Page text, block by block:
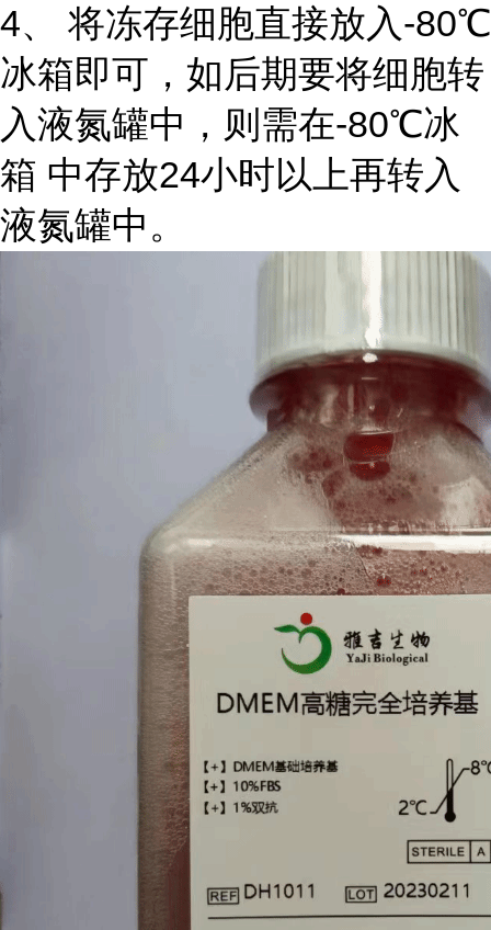
4、 将冻存细胞直接放入-80℃
冰箱即可，如后期要将细胞转
入液氮罐中，则需在-80℃冰
箱 中存放24小时以上再转入
液氮罐中。